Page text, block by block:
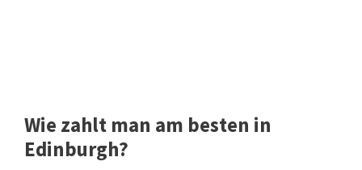
Wie zahlt man am besten in
Edinburgh?